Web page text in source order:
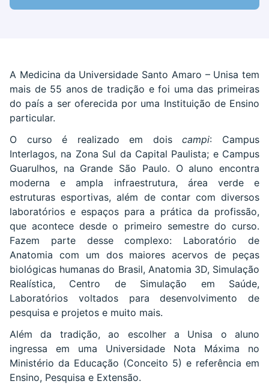
A Medicina da Universidade Santo Amaro – Unisa tem
mais de 55 anos de tradição e foi uma das primeiras
do país a ser oferecida por uma Instituição de Ensino
particular.
O curso é realizado em doiscampi: Campus
Interlagos, na Zona Sul da Capital Paulista; e Campus
Guarulhos, na Grande São Paulo. O aluno encontra
moderna e ampla infraestrutura, área verde e
estruturas esportivas, além de contar com diversos
laboratórios e espaços para a prática da profissão,
que acontece desde o primeiro semestre do curso.
Fazem parte desse complexo: Laboratório de
Anatomia com um dos maiores acervos de peças
biológicas humanas do Brasil, Anatomia 3D, Simulação
Realística, Centro de Simulação em Saúde,
Laboratórios voltados para desenvolvimento de
pesquisa e projetos e muito mais.
Além da tradição, ao escolher a Unisa o aluno
ingressa em uma Universidade Nota Máxima no
Ministério da Educação (Conceito 5) e referência em
Ensino, Pesquisa e Extensão.